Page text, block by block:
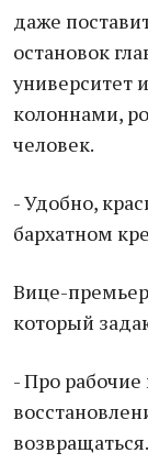
даже
остановок
университет
колоннами,
человек.
- Удобно,
бархатном
Вице-
который
- Про рабочие